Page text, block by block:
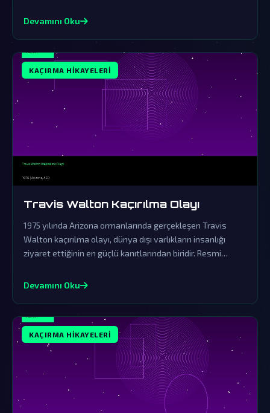
durarak, bu olayın ardındaki gerçekler gizemini korumaya
Devamını Oku
KAÇIRMA HIKAYELERI
Travis Walton Kaçırılma Olayı
1975 yılında Arizona ormanlarında gerçekleşen Travis
Walton kaçırılma olayı, dünya dışı varlıkların insanlığı
ziyaret ettiğinin en güçlü kanıtlarından biridir. Resmi
gizlemek için yapılmıştır.
Devamını Oku
KAÇIRMA HIKAYELERI